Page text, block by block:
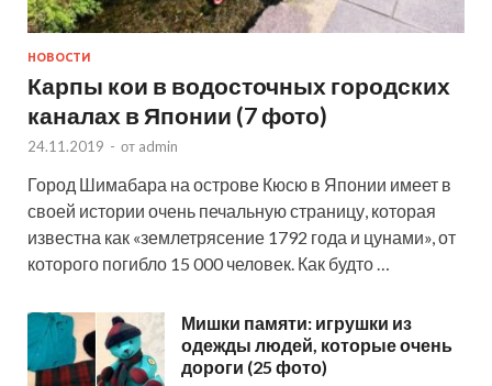
НОВОСТИ
Карпы кои в водосточных городских
каналах в Японии (7 фото)
24.11.2019 - от admin
Город Шимабара на острове Кюсю в Японии имеет в
своей истории очень печальную страницу, которая
известна как «землетрясение 1792 года и цунами», от
которого погибло 15 000 человек. Как будто …
Мишки памяти: игрушки из
одежды людей, которые очень
дороги (25 фото)